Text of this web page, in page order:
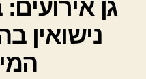
גן
נישואין